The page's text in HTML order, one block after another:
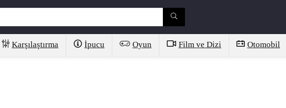
Karşılaştırma İpucu Oyun Film ve Dizi Otomobil